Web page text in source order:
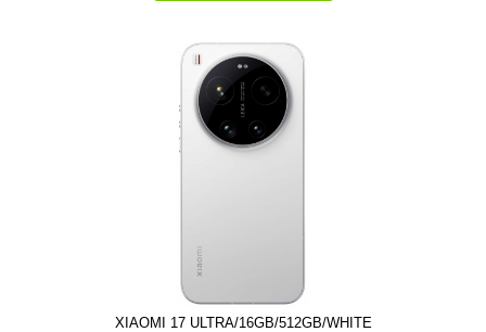
XIAOMI 17 ULTRA/16GB/512GB/WHITE